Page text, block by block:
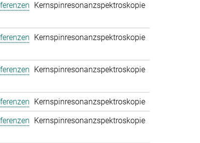
Kernspinresonanzspektroskopie
Kernspinresonanzspektroskopie
Kernspinresonanzspektroskopie
Kernspinresonanzspektroskopie
Kernspinresonanzspektroskopie